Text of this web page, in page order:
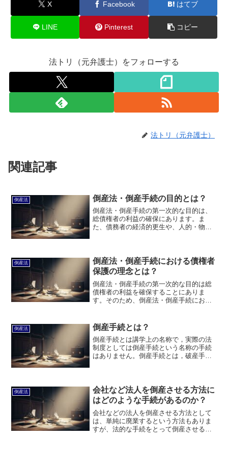
X Facebook はてブ
LINE Pinterest コピー
法トリ（元弁護士）をフォローする
法トリ（元弁護士）
関連記事
倒産法 倒産法・倒産手続の目的とは？
倒産法・倒産手続の第一次的な目的は、
総債権者の利益の確保にあります。ま
た、債務者の経済的更生や、人的・物的
て説明します。
倒産法
倒産法・倒産手続における債権者
保護の理念とは？
倒産法・倒産手続の第一次的な目的は総
債権者の利益を確保することにありま
す。そのため、倒産法・倒産手続におい
における債権者保護の理念とは何かにつ
いて説明します。
倒産法 倒産手続とは？
倒産手続とは講学上の名称で，実際の法
制度としては倒産手続という名称の手続
はありません。倒産手続とは，破産手
について説明します。
倒産法
会社など法人を倒産させる方法に
はどのような手続があるのか？
会社などの法人を倒産させる方法として
は、単純に廃業するという方法もありま
すが、法的な手続をとって倒産させる方